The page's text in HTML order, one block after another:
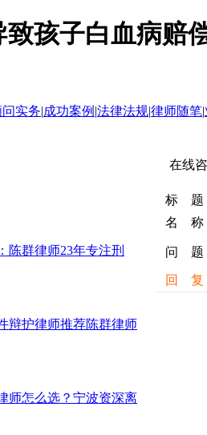
孩子白血病赔
问实务|成功案例 |法律法规|律师随笔|
陈群律师23年专注刑
辩护律师推荐陈群律师
师怎么选？宁波资深离
在线
标 题
名 称
问 题
回 复